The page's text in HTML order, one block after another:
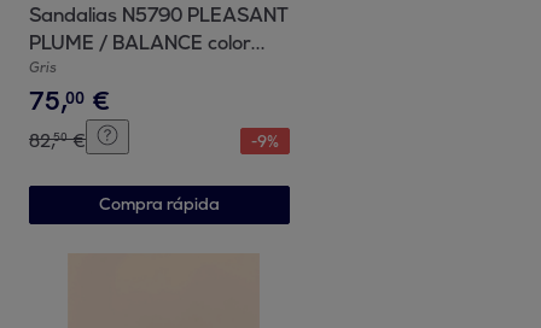
Sandalias N5790 PLEASANT
PLUME / BALANCE color
Plume
Gris
75,00 €
82,50 € -9%
Compra rápida